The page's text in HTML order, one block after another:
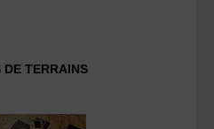
DE TERRAINS